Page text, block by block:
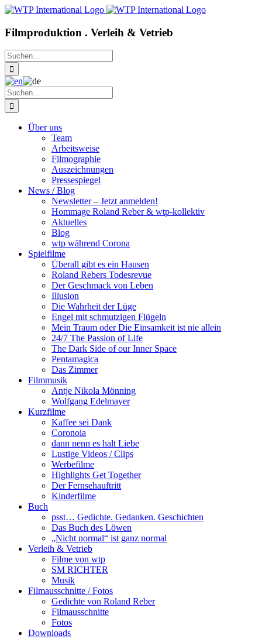
Zum
springen
Filmproduktion . Verleih & Vetrieb
Suche
nach:
Suche
nach:
Über uns
Team
Arbeitsweise
Filmographie
Auszeichnungen
Pressespiegel
News / Blog
Newsletter – Jetzt anmelden!
Hommage Roland Reber & wtp-kollektiv
Aktuelles
Blog
wtp während Corona
Spielfilme
Überall gibt es ein Hausen
Roland Rebers Todesrevue
Der Geschmack von Leben
Illusion
Die Wahrheit der Lüge
Engel mit schmutzigen Flügeln
Mein Traum oder Die Einsamkeit ist nie allein
24/7 The Passion of Life
The Dark Side of our Inner Space
Pentamagica
Das Zimmer
Filmmusik
Antje Nikola Mönning
Wolfgang Edelmayer
Kurzfilme
Kaffee sei Dank
Coronoia
dann nenn es halt Liebe
Lustige Videos / Clips
Werbefilme
Highlights Get Together
Der Fernsehauftritt
Kinderfilme
Buch
psst… Gedichte. Gedanken. Geschichten
Das Buch des Löwen
„Nicht normal“ ist ganz normal
Verleih & Vetrieb
Filme von wtp
SM RICHTER
Musik
Filmausschnitte / Fotos
Gedichte von Roland Reber
Filmausschnitte
Fotos
Downloads